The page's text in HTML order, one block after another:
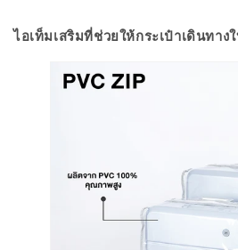
ไอเท็มเสริมที่ช่วยให้กระเป๋าเดินทา